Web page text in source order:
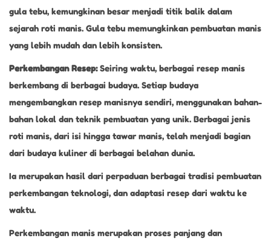
gula tebu, kemungkinan besar menjadi titik balik dalam
sejarah roti manis. Gula tebu memungkinkan pembuatan manis
yang lebih mudah dan lebih konsisten.
Perkembangan Resep:Seiring waktu, berbagai resep manis
berkembang di berbagai budaya. Setiap budaya
mengembangkan resep manisnya sendiri, menggunakan bahan-
bahan lokal dan teknik pembuatan yang unik. Berbagai jenis
roti manis, dari isi hingga tawar manis, telah menjadi bagian
dari budaya kuliner di berbagai belahan dunia.
Ia merupakan hasil dari perpaduan berbagai tradisi pembuatan
perkembangan teknologi, dan adaptasi resep dari waktu ke
waktu.
Perkembangan manis merupakan proses panjang dan